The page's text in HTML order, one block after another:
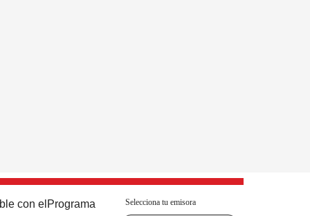
con el Programa Selecciona tu emisora